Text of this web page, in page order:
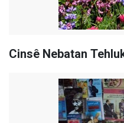
Cinsê Nebatan